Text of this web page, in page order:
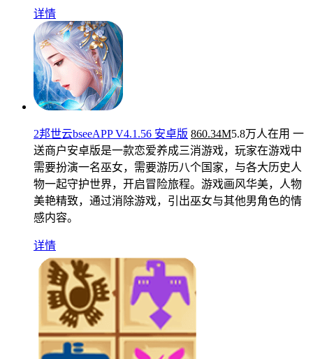
详情
2邦世云bseeAPP V4.1.56 安卓版 860.34M5.8万人在用 一
送商户安卓版是一款恋爱养成三消游戏，玩家在游戏中
需要扮演一名巫女，需要游历八个国家，与各大历史人
物一起守护世界，开启冒险旅程。游戏画风华美，人物
美艳精致，通过消除游戏，引出巫女与其他男角色的情
感内容。
详情